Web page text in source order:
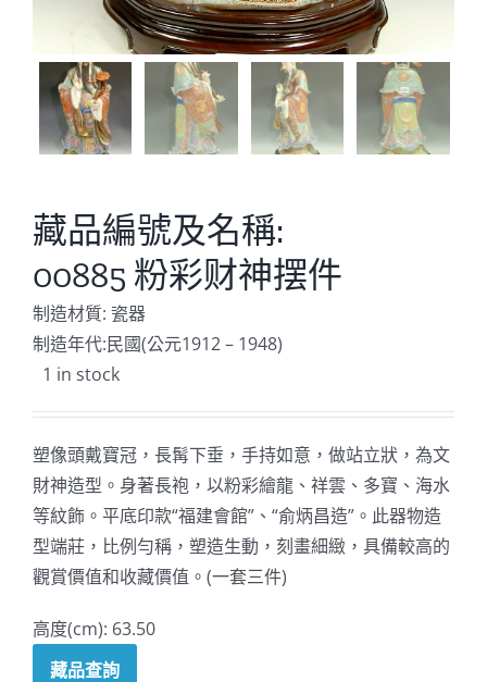
藏品編號及名稱:
00885 粉彩财神摆件
制造材質: 瓷器
制造年代:民國(公元1912 – 1948)
1 in stock
塑像頭戴寶冠，長髯下垂，手持如意，做站立狀，為文
財神造型。身著長袍，以粉彩繪龍、祥雲、多寶、海水
等紋飾。平底印款“福建會館”、“俞炳昌造”。此器物造
型端莊，比例勻稱，塑造生動，刻畫細緻，具備較高的
觀賞價值和收藏價值。(一套三件)
高度(cm): 63.50
藏品查詢